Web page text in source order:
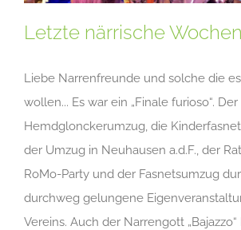
Letzte närrische
Liebe Narrenfreunde und solche die
wollen... Es war ein „Finale furioso“. Der
Hemdglonckerumzug, die
der Umzug in Neuhausen a.d.F., der
RoMo-Party und der Fasnetsumzug
durchweg gelungene
Vereins. Auch der Narrengott